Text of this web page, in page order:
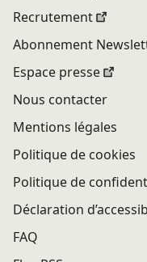
Recrutement
Abonnement
Espace presse
Nous contacter
Mentions légales
Politique de cookies
Politique de
Déclaration
FAQ